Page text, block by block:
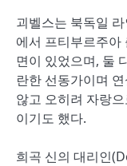
괴벨스는 북독일
에서 프티부르주아
면이 있었으며, 둘
란한 선동가이며
않고 오히려 자랑
이기도 했다.
희곡 신의 대리인